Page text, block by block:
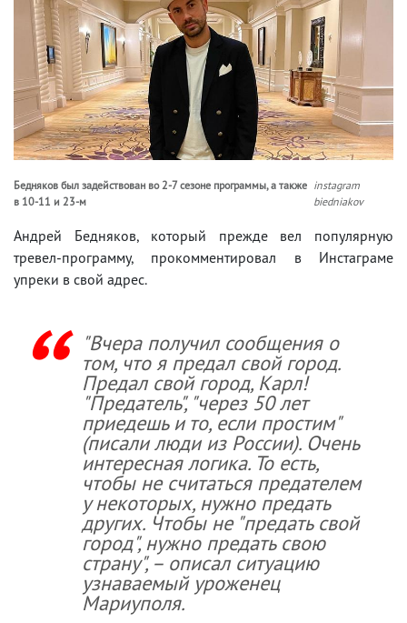
Бедняков был задействован во 2-7 сезоне программы, а также
в 10-11 и 23-м
instagram
biedniakov
Андрей Бедняков, который прежде вел популярную
тревел-программу, прокомментировал в Инстаграме
упреки в свой адрес.
"Вчера получил сообщения о
том, что я предал свой город.
Предал свой город, Карл!
"Предатель", "через 50 лет
приедешь и то, если простим"
(писали люди из России). Очень
интересная логика. То есть,
чтобы не считаться предателем
у некоторых, нужно предать
других. Чтобы не "предать свой
город", нужно предать свою
страну", – описал ситуацию
узнаваемый уроженец
Мариуполя.